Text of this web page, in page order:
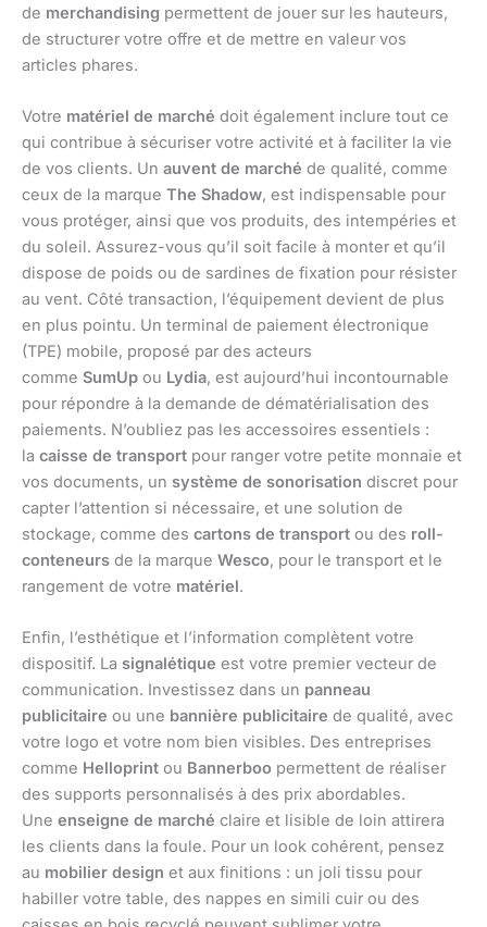
de merchandising permettent de jouer sur les hauteurs,
de structurer votre offre et de mettre en valeur vos
articles phares.
Votre matériel de marché doit également inclure tout ce
qui contribue à sécuriser votre activité et à faciliter la vie
de vos clients. Un auvent de marché de qualité, comme
ceux de la marque The Shadow, est indispensable pour
vous protéger, ainsi que vos produits, des intempéries et
du soleil. Assurez-vous qu’il soit facile à monter et qu’il
dispose de poids ou de sardines de fixation pour résister
au vent. Côté transaction, l’équipement devient de plus
en plus pointu. Un terminal de paiement électronique
(TPE) mobile, proposé par des acteurs
comme SumUp ou Lydia, est aujourd’hui incontournable
pour répondre à la demande de dématérialisation des
paiements. N’oubliez pas les accessoires essentiels :
la caisse de transport pour ranger votre petite monnaie et
vos documents, un système de sonorisation discret pour
capter l’attention si nécessaire, et une solution de
stockage, comme des cartons de transport ou des roll-
conteneurs de la marque Wesco, pour le transport et le
rangement de votre matériel.
Enfin, l’esthétique et l’information complètent votre
dispositif. La signalétique est votre premier vecteur de
communication. Investissez dans un panneau
publicitaire ou une bannière publicitaire de qualité, avec
votre logo et votre nom bien visibles. Des entreprises
comme Helloprint ou Bannerboo permettent de réaliser
des supports personnalisés à des prix abordables.
Une enseigne de marché claire et lisible de loin attirera
les clients dans la foule. Pour un look cohérent, pensez
au mobilier design et aux finitions : un joli tissu pour
habiller votre table, des nappes en simili cuir ou des